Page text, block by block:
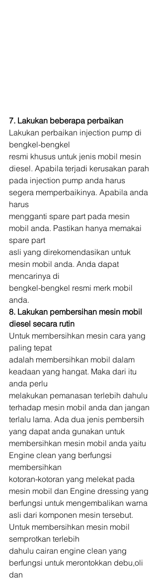
7. Lakukan beberapa perbaikan
Lakukan perbaikan injection pump di
bengkel-bengkel
resmi khusus untuk jenis mobil mesin
diesel. Apabila terjadi kerusakan parah
pada injection pump anda harus
segera memperbaikinya. Apabila anda
harus
mengganti spare part pada mesin
mobil anda. Pastikan hanya memakai
spare part
asli yang direkomendasikan untuk
mesin mobil anda. Anda dapat
mencarinya di
bengkel-bengkel resmi merk mobil
anda.
8. Lakukan pembersihan mesin mobil
diesel secara rutin
Untuk membersihkan mesin cara yang
paling tepat
adalah membersihkan mobil dalam
keadaan yang hangat. Maka dari itu
anda perlu
melakukan pemanasan terlebih dahulu
terhadap mesin mobil anda dan jangan
terlalu lama. Ada dua jenis pembersih
yang dapat anda gunakan untuk
membersihkan mesin mobil anda yaitu
Engine clean yang berfungsi
membersihkan
kotoran-kotoran yang melekat pada
mesin mobil dan Engine dressing yang
berfungsi untuk mengembalikan warna
asli dari komponen mesin tersebut.
Untuk membersihkan mesin mobil
semprotkan terlebih
dahulu cairan engine clean yang
berfungsi untuk merontokkan debu,oli
dan